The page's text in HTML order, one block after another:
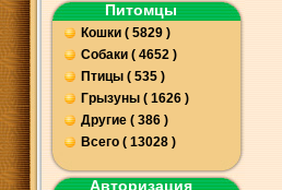
Питомцы
Кошки ( 5829 )
Собаки ( 4652 )
Птицы ( 535 )
Грызуны ( 1626 )
Другие ( 386 )
Всего ( 13028 )
Авторизация